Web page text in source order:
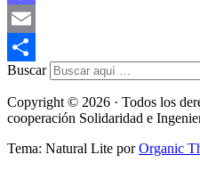
Mastodon
Email
Compartir
Buscar
Copyright © 2026 · Todos los
cooperación Solidaridad e
Tema: Natural Lite porOrganic